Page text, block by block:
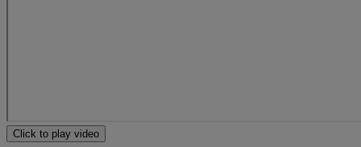
Click to play video